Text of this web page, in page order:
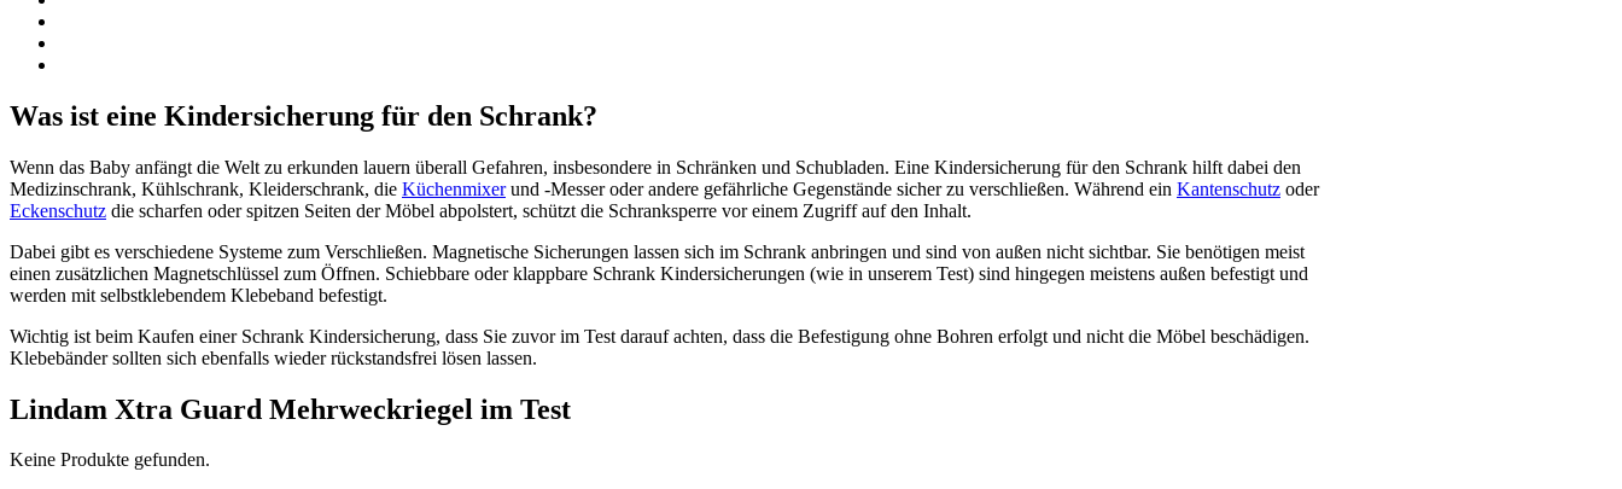
Was ist eine Kindersicherung für den Schrank?
Wenn das Baby anfängt die Welt zu erkunden lauern überall Gefahren, insbesondere in Schränken und Schubladen. Eine Kindersicherung für den Schrank hilft dabei den
Medizinschrank, Kühlschrank, Kleiderschrank, die Küchenmixerund -Messer oder andere gefährliche Gegenstände sicher zu verschließen. Während ein Kantenschutz oder
Eckenschutz die scharfen oder spitzen Seiten der Möbel abpolstert, schützt die Schranksperre vor einem Zugriff auf den Inhalt.
Dabei gibt es verschiedene Systeme zum Verschließen. Magnetische Sicherungen lassen sich im Schrank anbringen und sind von außen nicht sichtbar. Sie benötigen meist
einen zusätzlichen Magnetschlüssel zum Öffnen. Schiebbare oder klappbare Schrank Kindersicherungen (wie in unserem Test) sind hingegen meistens außen befestigt und
werden mit selbstklebendem Klebeband befestigt.
Wichtig ist beim Kaufen einer Schrank Kindersicherung, dass Sie zuvor im Test darauf achten, dass die Befestigung ohne Bohren erfolgt und nicht die Möbel beschädigen.
Klebebänder sollten sich ebenfalls wieder rückstandsfrei lösen lassen.
Lindam Xtra Guard Mehrweckriegel im Test
Keine Produkte gefunden.